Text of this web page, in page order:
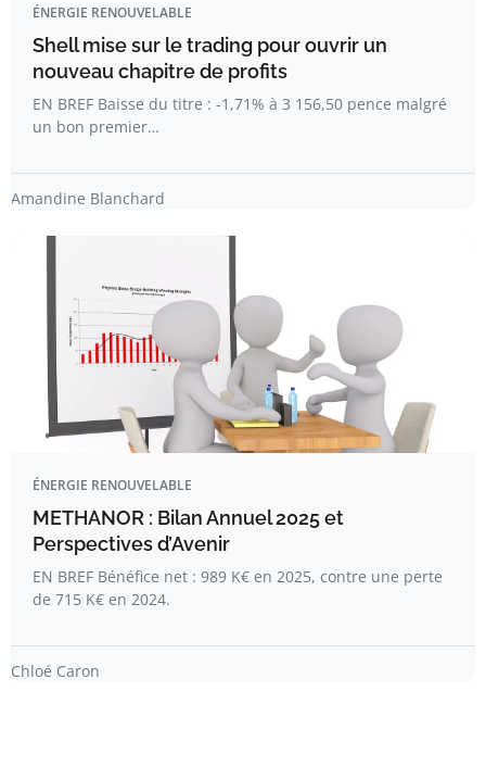
ÉNERGIE RENOUVELABLE
Shell mise sur le trading pour ouvrir un
nouveau chapitre de profits
EN BREF Baisse du titre : -1,71% à 3 156,50 pence malgré
un bon premier…
Amandine Blanchard
ÉNERGIE RENOUVELABLE
METHANOR : Bilan Annuel 2025 et
Perspectives d’Avenir
EN BREF Bénéfice net : 989 K€ en 2025, contre une perte
de 715 K€ en 2024.
Chloé Caron